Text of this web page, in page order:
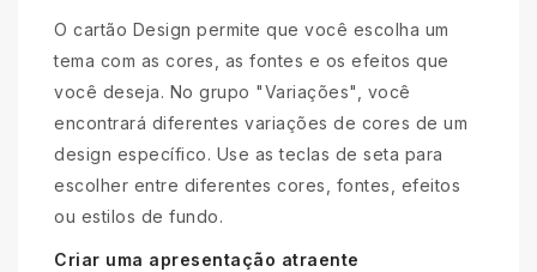
O cartão Design permite que você escolha um
tema com as cores, as fontes e os efeitos que
você deseja. No grupo "Variações", você
encontrará diferentes variações de cores de um
design específico. Use as teclas de seta para
escolher entre diferentes cores, fontes, efeitos
ou estilos de fundo.
Criar uma apresentação atraente